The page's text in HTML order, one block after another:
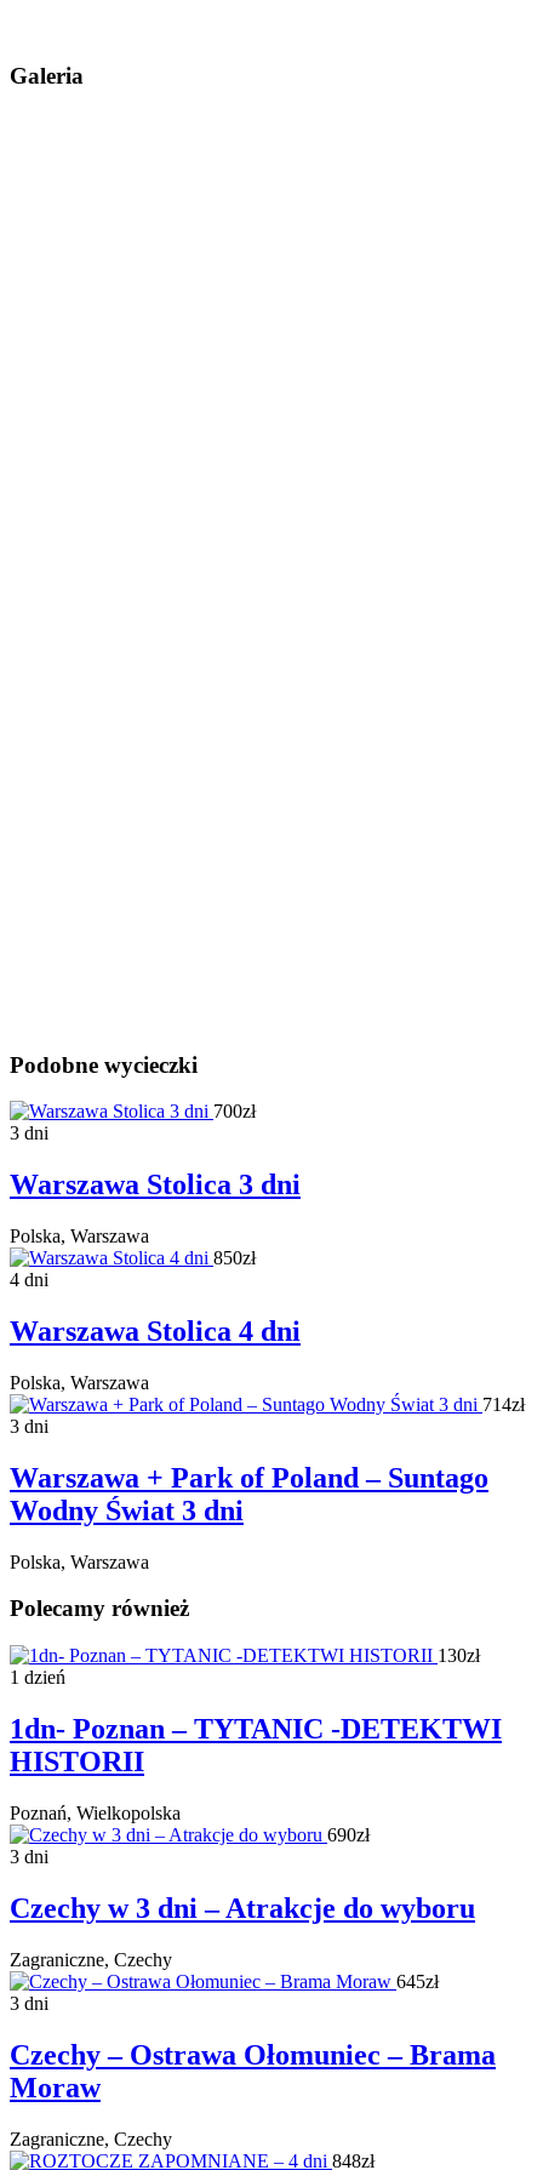
Galeria
Podobne wycieczki
700zł
3 dni
Warszawa Stolica 3 dni
Polska, Warszawa
850zł
4 dni
Warszawa Stolica 4 dni
Polska, Warszawa
714zł
3 dni
Warszawa + Park of Poland – Suntago
Wodny Świat 3 dni
Polska, Warszawa
Polecamy również
130zł
1 dzień
1dn- Poznan – TYTANIC -DETEKTWI
HISTORII
Poznań, Wielkopolska
690zł
3 dni
Czechy w 3 dni – Atrakcje do wyboru
Zagraniczne, Czechy
645zł
3 dni
Czechy – Ostrawa Ołomuniec – Brama
Moraw
Zagraniczne, Czechy
848zł